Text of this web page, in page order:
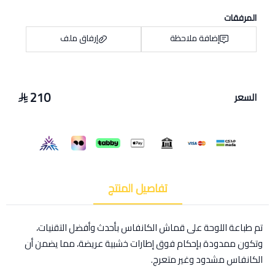
المرفقات
إضافة ملاحظة
إرفاق ملف
السعر 210
تفاصيل المنتج
تم طباعة اللوحة على قماش الكانفاس بأحدث وأفضل التقنيات،
وتكون ممدودة بإحكام فوق إطارات خشبية عريضة، مما يضمن أن
الكانفاس مشدود وغير متعرج.